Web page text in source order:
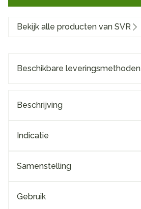
Bekijk alle producten van SVR
Beschikbare leveringsmethoden
Beschrijving
Indicatie
Samenstelling
Gebruik